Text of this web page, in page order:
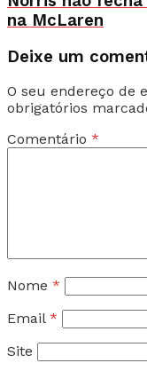
na McLaren
Deixe um
O seu endereço de
obrigatórios
Comentário *
Nome *
Email *
Site